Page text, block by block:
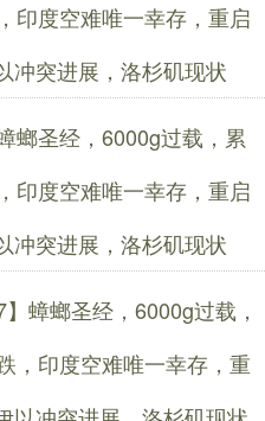
印度空难唯一幸存，重启
冲突进展，洛杉矶现状
螂圣经，6000g过载，累
印度空难唯一幸存，重启
冲突进展，洛杉矶现状
】蟑螂圣经，6000g过载，
，印度空难唯一幸存，重